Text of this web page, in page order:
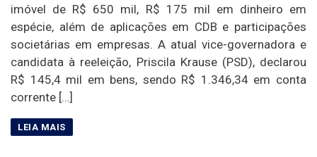
imóvel de R$ 650 mil, R$ 175 mil em dinheiro em
espécie, além de aplicações em CDB e participações
societárias em empresas. A atual vice-governadora e
candidata à reeleição, Priscila Krause (PSD), declarou
R$ 145,4 mil em bens, sendo R$ 1.346,34 em conta
corrente […]